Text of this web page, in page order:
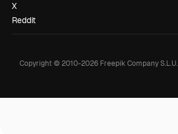
X
Reddit
Copyright © 2010-2026Freepik Company S.L.U.